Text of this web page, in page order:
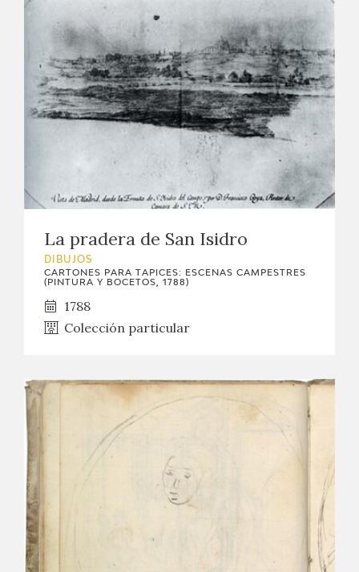
La pradera de San Isidro
DIBUJOS
CARTONES PARA TAPICES: ESCENAS CAMPESTRES
(PINTURA Y BOCETOS, 1788)
1788
Colección particular